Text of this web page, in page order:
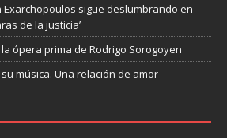
Exarchopoulos sigue deslumbrando en
de la justicia’
la ópera prima de Rodrigo Sorogoyen
música. Una relación de amor